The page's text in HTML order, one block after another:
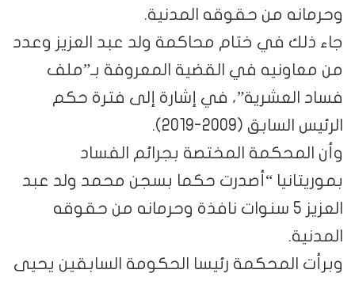
وحرمانه من حقوقه المدنية.
جاء ذلك في ختام محاكمة ولد عبد العزيز وعدد
من معاونيه في القضية المعروفة بـ”ملف
فساد العشرية”، في إشارة إلى فترة حكم
الرئيس السابق (2009-2019).
وأن المحكمة المختصة بجرائم الفساد
بموريتانيا “أصدرت حكما بسجن محمد ولد عبد
العزيز 5 سنوات نافذة وحرمانه من حقوقه
المدنية.
وبرأت المحكمة رئيسا الحكومة السابقين يحيى